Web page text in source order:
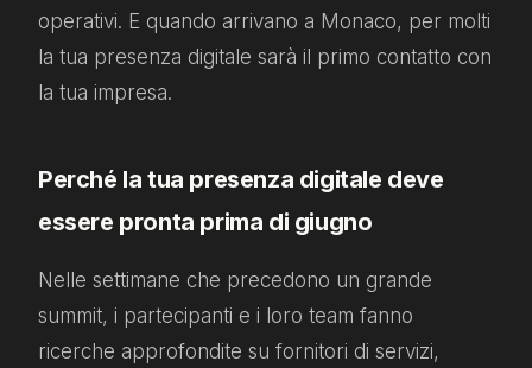
operativi. E quando arrivano a Monaco, per molti
la tua presenza digitale sarà il primo contatto con
la tua impresa.
Perché la tua presenza digitale deve
essere pronta prima di giugno
Nelle settimane che precedono un grande
summit, i partecipanti e i loro team fanno
ricerche approfondite su fornitori di servizi,